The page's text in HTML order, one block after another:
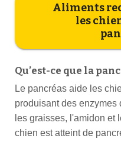
Aliments
les
Qu’est-ce que la
Le pancréas aide les
produisant des enzymes
les graisses, l'amidon et
chien est atteint de